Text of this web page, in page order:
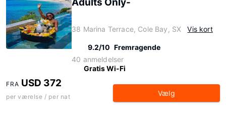
38 Marina Terrace, Cole Bay, SX Vis kort
9.2/10 Fremragende
40 anmeldelser
Gratis Wi-Fi
FRA USD 372
per værelse / per nat Vælg